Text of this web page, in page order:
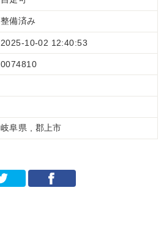
整備済み
2025-10-02 12:40:53
0074810
岐阜県 , 郡上市